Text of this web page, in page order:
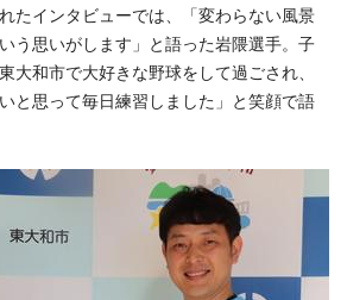
たインタビューでは、「変わらない風景
う思いがします」と語った岩隈選手。子
大和市で大好きな野球をして過ごされ、
と思って毎日練習しました」と笑顔で語